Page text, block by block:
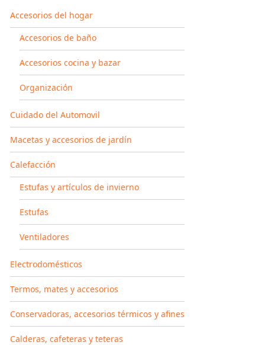
Accesorios del hogar
Accesorios de baño
Accesorios cocina y bazar
Organización
Cuidado del Automovil
Macetas y accesorios de jardín
Calefacción
Estufas y artículos de invierno
Estufas
Ventiladores
Electrodomésticos
Termos, mates y accesorios
Conservadoras, accesorios térmicos y afines
Calderas, cafeteras y teteras